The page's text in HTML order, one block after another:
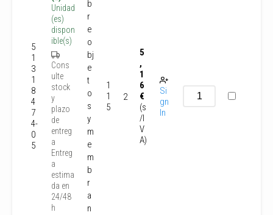
5
1
3
1
8
4
7
4-
0
5
Unidad
(es)
dispon
ible(s)
Cons
ulte
stock
y
plazo
de
entreg
a
Entreg
a
estima
da en
24/48
h
b
r
e
o
bj
e
t
o
s
y
m
e
m
b
r
a
n
1
1
5
2
5
,
1
6
€
(s
/I
V
A)
Si
gn
In